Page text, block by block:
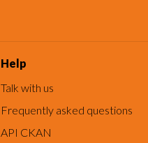
Help
Talk with us
Frequently asked questions
API CKAN